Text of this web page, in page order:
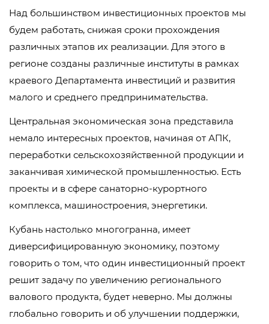
Над большинством инвестиционных проектов мы
будем работать, снижая сроки прохождения
различных этапов их реализации. Для этого в
регионе созданы различные институты в рамках
краевого Департамента инвестиций и развития
малого и среднего предпринимательства.
Центральная экономическая зона представила
немало интересных проектов, начиная от АПК,
переработки сельскохозяйственной продукции и
заканчивая химической промышленностью. Есть
проекты и в сфере санаторно-курортного
комплекса, машиностроения, энергетики.
Кубань настолько многогранна, имеет
диверсифицированную экономику, поэтому
говорить о том, что один инвестиционный проект
решит задачу по увеличению регионального
валового продукта, будет неверно. Мы должны
глобально говорить и об улучшении поддержки,